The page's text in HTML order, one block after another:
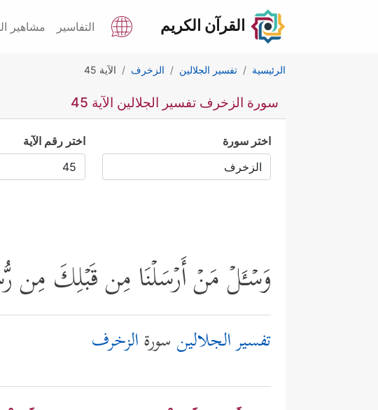
القرآن الكريم التفاسير مشاهير
الرئيسية تفسير الجلالين الزخرف الآية 45
سورة الزخرف تفسير الجلالين الآية 45
اختر سورة اختر رقم الآية
وَسۡـَٔلۡ مَنۡ أَرۡسَلۡنَا مِن قَبۡلِكَ مِن
تفسير الجلالين سورةالزخرف